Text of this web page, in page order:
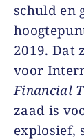
schuld en
2019. Dat
voor
Financial
zaad is
explosief,